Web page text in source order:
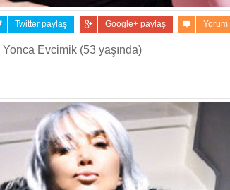
Twitter paylaş Google+ paylaş Yorum
Yonca Evcimik (53 yaşında)